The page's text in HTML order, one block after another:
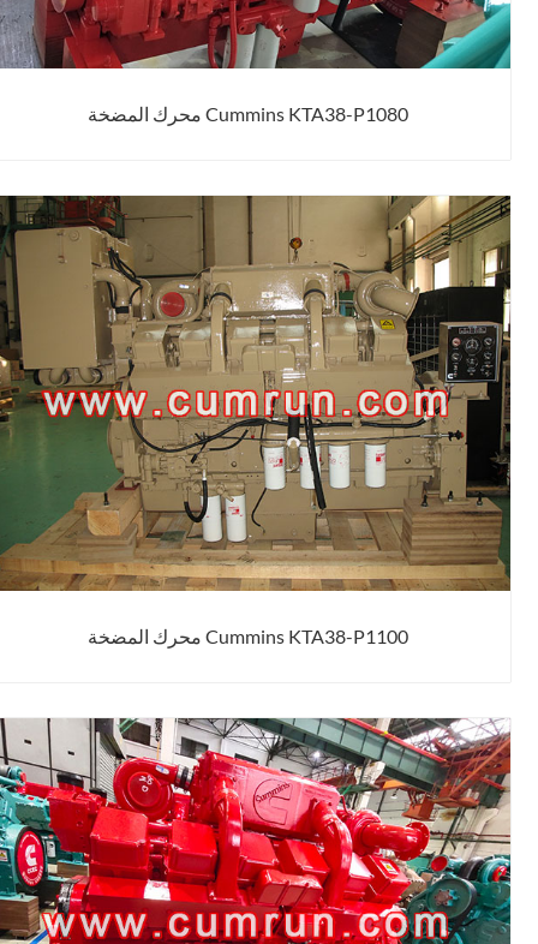
Cummins KTA38-P1080 محرك المضخة
Cummins KTA38-P1100 محرك المضخة